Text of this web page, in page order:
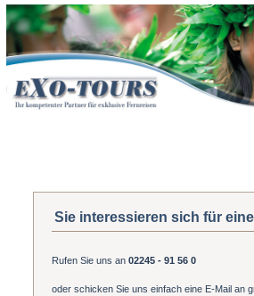
Sie interessieren sich für
Rufen Sie uns an 02245 - 91 56 0
oder schicken Sie uns einfach eine E-Mail an